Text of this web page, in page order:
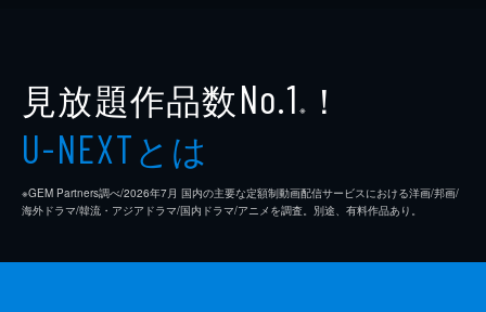
見放題作品数No.1 ※ ！
U-NEXTとは
※GEM Partners調べ/2026年7⽉ 国内の主要な定額制動画配信サービスにおける洋画/邦画/
海外ドラマ/韓流・アジアドラマ/国内ドラマ/アニメを調査。別途、有料作品あり。